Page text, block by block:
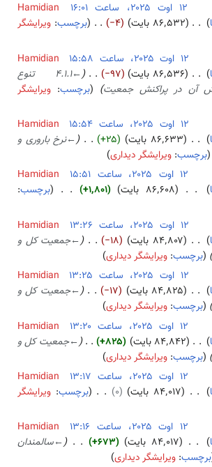
Hamidian
۸۶٬۵۳۲ بایت
−۴
برچسب: ویرایشگر
Hamidian
۸۶٬۵۳۶ بایت −۹۷ ←
4.1.1 تنوع
آن در پراکنش جمعیت
برچسب: ویرایشگر
Hamidian
۸۶٬۶۳۳ بایت +۲۵ ←نرخ باروری و
برچسب:ویرایشگر دیداری
Hamidian
۸۶٬۶۰۸ بایت
+۱٬۸۰۱
برچسب:
Hamidian
۸۴٬۸۰۷ بایت −۱۸ ←جمعیت کل و
برچسب:ویرایشگر دیداری
Hamidian
۸۴٬۸۲۵ بایت −۱۷ ←جمعیت کل و
برچسب:ویرایشگر دیداری
Hamidian
۸۴٬۸۴۲ بایت +۸۲۵ ←جمعیت کل و
برچسب:ویرایشگر دیداری
Hamidian
۸۴٬۰۱۷ بایت
۰
برچسب: ویرایشگر
Hamidian
۸۴٬۰۱۷ بایت +۶۷۳ ←سالمندان
برچسب:ویرایشگر دیداری